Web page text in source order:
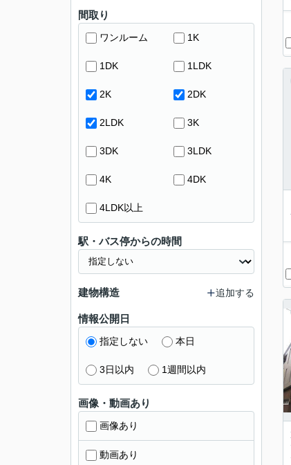
間取り
ワンルーム 1K
1DK 1LDK
2K 2DK
2LDK 3K
3DK 3LDK
4K 4DK
4LDK以上
駅・バス停からの時間
建物構造 追加する
情報公開日
指定しない 本日
3日以内 1週間以内
画像・動画あり
画像あり
動画あり